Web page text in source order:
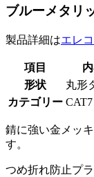
ブルーメタリ
製品詳細はエレ
項目
形状
丸形
カテゴリー CAT7
錆に強い金メッ
す。
つめ折れ防止プ